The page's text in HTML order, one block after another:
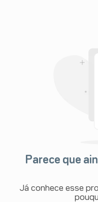
Parece que
Já conhece esse